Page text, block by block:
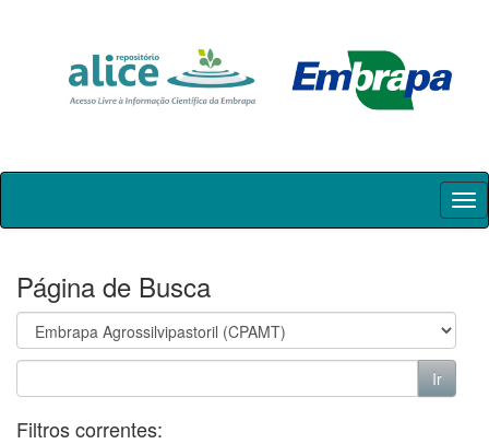
Skip
Página de Busca
Filtros correntes: